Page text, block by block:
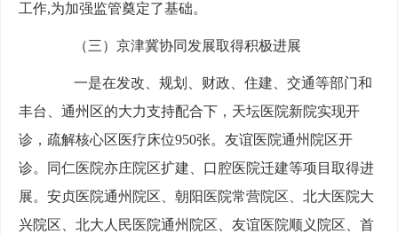
工作,为加强监管奠定了基础。
（三）京津冀协同发展取得积极进展
一是在发改、规划、财政、住建、交通等部门和
丰台、通州区的大力支持配合下，天坛医院新院实现开
诊，疏解核心区医疗床位950张。友谊医院通州院区开
诊。同仁医院亦庄院区扩建、口腔医院迁建等项目取得进
展。安贞医院通州院区、朝阳医院常营院区、北大医院大
兴院区、北大人民医院通州院区、友谊医院顺义院区、首